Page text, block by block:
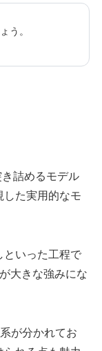
う。
詰めるモデル
した実用的なモ
といった工程で
大きな強みにな
が分かれてお